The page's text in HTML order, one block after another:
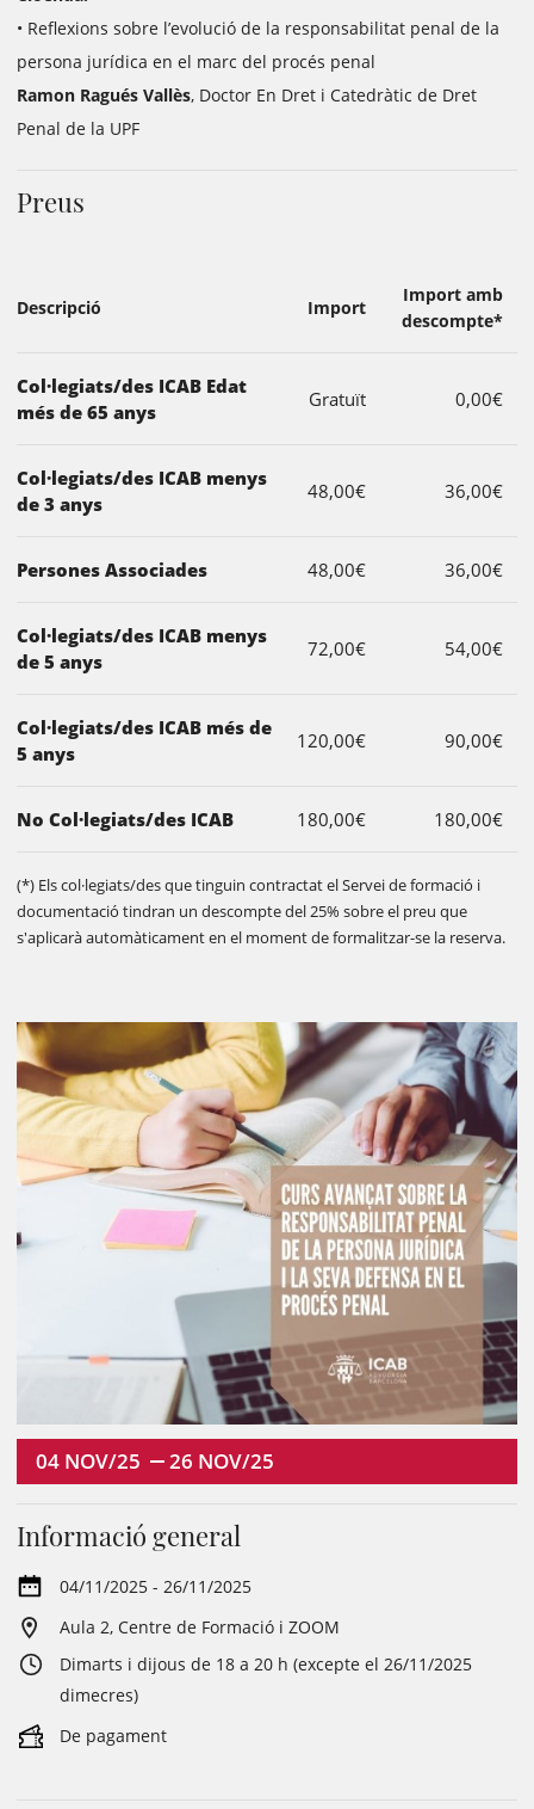
• Reflexions sobre l’evolució de la responsabilitat penal de la
persona jurídica en el marc del procés penal
Ramon Ragués Vallès, Doctor En Dret i Catedràtic de Dret
Penal de la UPF
Preus
Descripció Import
Import amb
descompte*
Col·legiats/des ICAB Edat
més de 65 anys
Gratuït 0,00€
Col·legiats/des ICAB menys
de 3 anys
48,00€ 36,00€
Persones Associades 48,00€ 36,00€
Col·legiats/des ICAB menys
de 5 anys
72,00€ 54,00€
Col·legiats/des ICAB més de
5 anys
120,00€ 90,00€
No Col·legiats/des ICAB 180,00€ 180,00€
(*) Els col·legiats/des que tinguin contractat el Servei de formació i
documentació tindran un descompte del 25% sobre el preu que
s'aplicarà automàticament en el moment de formalitzar-se la reserva.
04 NOV/25 26 NOV/25
Informació general
04/11/2025 - 26/11/2025
Aula 2, Centre de Formació i ZOOM
Dimarts i dijous de 18 a 20 h (excepte el 26/11/2025
dimecres)
De pagament